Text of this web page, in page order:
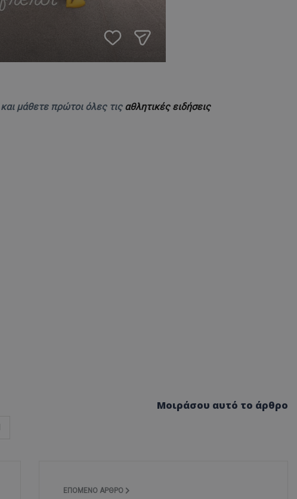
και μάθετε πρώτοι όλες τις αθλητικές ειδήσεις
Μοιράσου αυτό το άρθρο
ΕΠΌΜΕΝΟ ΆΡΘΡΟ